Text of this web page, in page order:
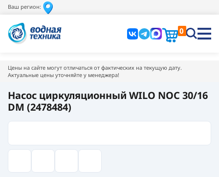
Ваш регион:
0
Цены на сайте могут отличаться от фактических на текущую дату.
Актуальные цены уточняйте у менеджера!
Насос циркуляционный WILO NOC 30/16
DM (2478484)